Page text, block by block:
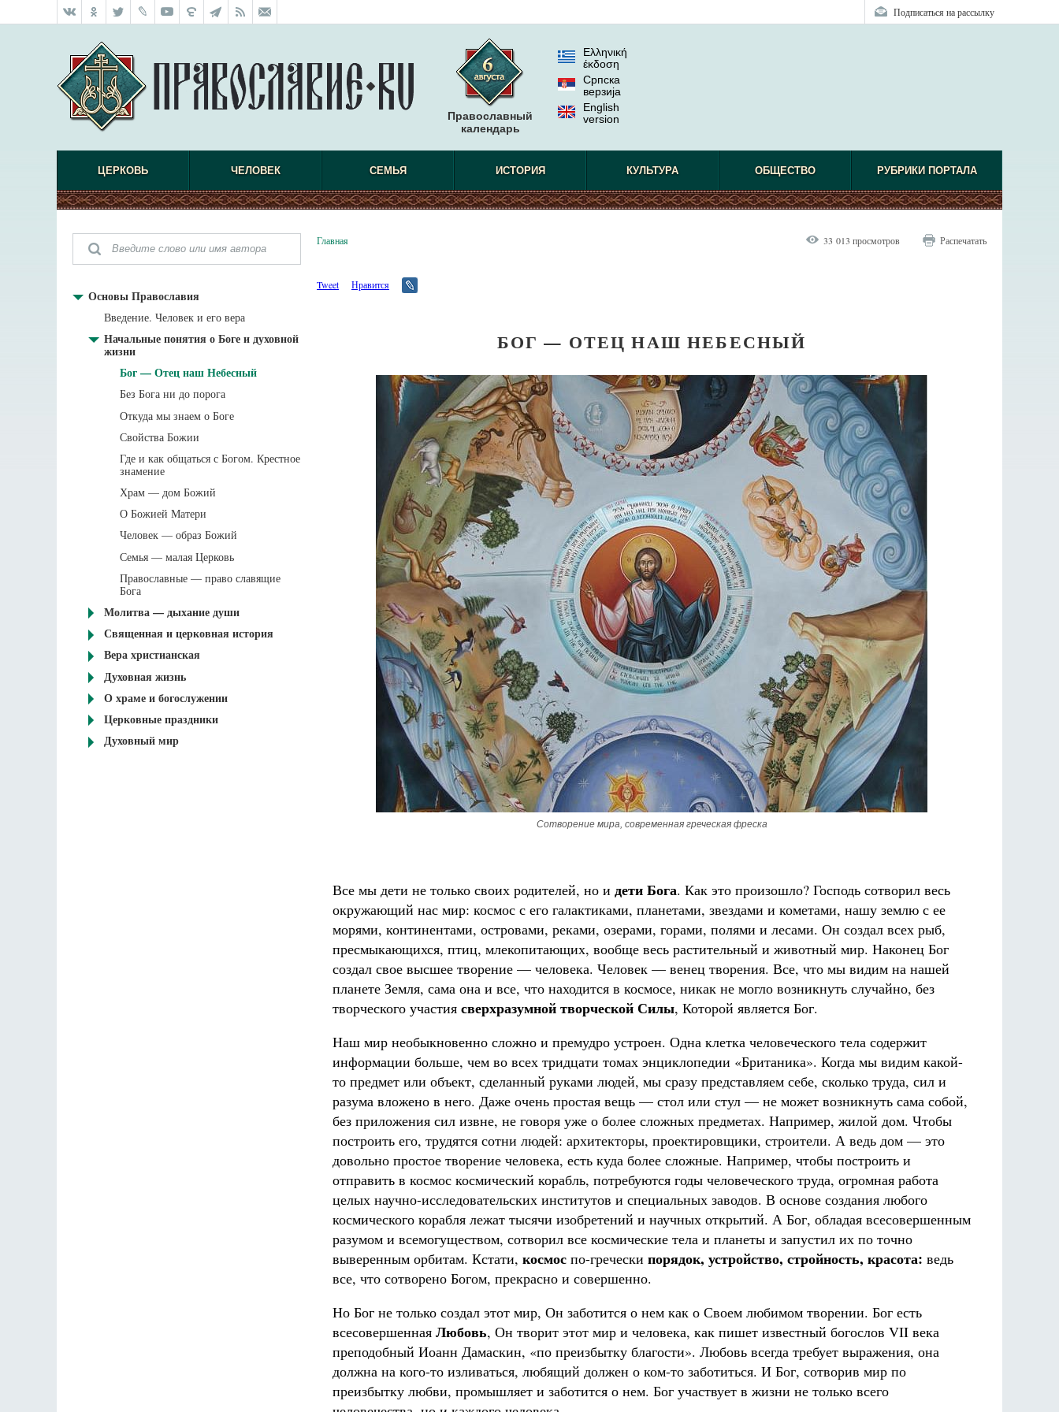
Подписаться на рассылку
Православный
календарь
Ελληνική
έκδοση
Српска
верзиjа
English
version
ЦЕРКОВЬ ЧЕЛОВЕК СЕМЬЯ ИСТОРИЯ КУЛЬТУРА ОБЩЕСТВО РУБРИКИ ПОРТАЛА
Главная 33 013 просмотров Распечатать
Tweet Нравится
БОГ — ОТЕЦ НАШ НЕБЕСНЫЙ
Сотворение мира, современная греческая фреска
Все мы дети не только своих родителей, но и дети Бога. Как это произошло? Господь сотворил весь
окружающий нас мир: космос с его галактиками, планетами, звездами и кометами, нашу землю с ее
морями, континентами, островами, реками, озерами, горами, полями и лесами. Он создал всех рыб,
пресмыкающихся, птиц, млекопитающих, вообще весь растительный и животный мир. Наконец Бог
создал свое высшее творение — человека. Человек — венец творения. Все, что мы видим на нашей
планете Земля, сама она и все, что находится в космосе, никак не могло возникнуть случайно, без
творческого участия сверхразумной творческой Силы, Которой является Бог.
Наш мир необыкновенно сложно и премудро устроен. Одна клетка человеческого тела содержит
информации больше, чем во всех тридцати томах энциклопедии «Британика». Когда мы видим какой-
то предмет или объект, сделанный руками людей, мы сразу представляем себе, сколько труда, сил и
разума вложено в него. Даже очень простая вещь — стол или стул — не может возникнуть сама собой,
без приложения сил извне, не говоря уже о более сложных предметах. Например, жилой дом. Чтобы
построить его, трудятся сотни людей: архитекторы, проектировщики, строители. А ведь дом — это
довольно простое творение человека, есть куда более сложные. Например, чтобы построить и
отправить в космос космический корабль, потребуются годы человеческого труда, огромная работа
целых научно-исследовательских институтов и специальных заводов. В основе создания любого
космического корабля лежат тысячи изобретений и научных открытий. А Бог, обладая всесовершенным
разумом и всемогуществом, сотворил все космические тела и планеты и запустил их по точно
выверенным орбитам. Кстати, космос по-гречески порядок, устройство, стройность, красота: ведь
все, что сотворено Богом, прекрасно и совершенно.
Но Бог не только создал этот мир, Он заботится о нем как о Своем любимом творении. Бог есть
всесовершенная Любовь, Он творит этот мир и человека, как пишет известный богослов VII века
преподобный Иоанн Дамаскин, «по преизбытку благости». Любовь всегда требует выражения, она
должна на кого-то изливаться, любящий должен о ком-то заботиться. И Бог, сотворив мир по
преизбытку любви, промышляет и заботится о нем. Бог участвует в жизни не только всего
Основы Православия
Введение. Человек и его вера
Начальные понятия о Боге и духовной
жизни
Бог — Отец наш Небесный
Без Бога ни до порога
Откуда мы знаем о Боге
Свойства Божии
Где и как общаться с Богом. Крестное
знамение
Храм — дом Божий
О Божией Матери
Человек — образ Божий
Семья — малая Церковь
Православные — право славящие
Бога
Молитва — дыхание души
Священная и церковная история
Вера христианская
Духовная жизнь
О храме и богослужении
Церковные праздники
Духовный мир